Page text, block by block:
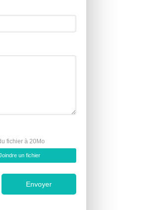
fichier à 20Mo
un fichier
Envoyer